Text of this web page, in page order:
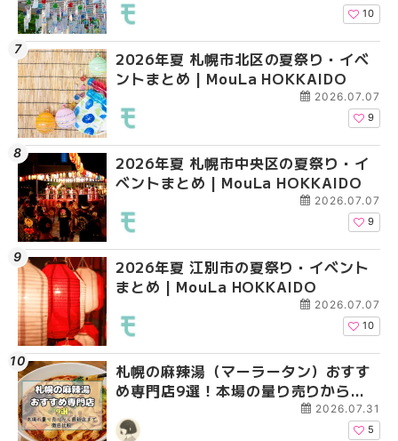
10
2026年夏 札幌市北区の夏祭り・イベ
ントまとめ | MouLa HOKKAIDO
2026.07.07
9
2026年夏 札幌市中央区の夏祭り・イ
ベントまとめ | MouLa HOKKAIDO
2026.07.07
9
2026年夏 江別市の夏祭り・イベント
まとめ | MouLa HOKKAIDO
2026.07.07
10
札幌の麻辣湯（マーラータン）おすす
め専門店9選！本場の量り売りから最
新店まで徹底比較 | MouLa
HOKKAIDO
2026.07.31
5
2026年夏 札幌市豊平
ベントまとめ |
2026年夏 札幌市南区
ントまとめ | MouLa
2026年夏 札幌市中央
ベントまとめ |
2026年夏 恵庭市・千
イベントまとめ |
札幌の麻辣湯（マーラ
め専門店6選！本場の
新店まで徹底比較 |
2026年夏 札幌市豊平
ベントまとめ |
【新千歳空港】新カー
業。「SUPER
ーパーラウンジアネッ
介！！ | MouLa
2026年夏 札幌市南区
ントまとめ | MouLa